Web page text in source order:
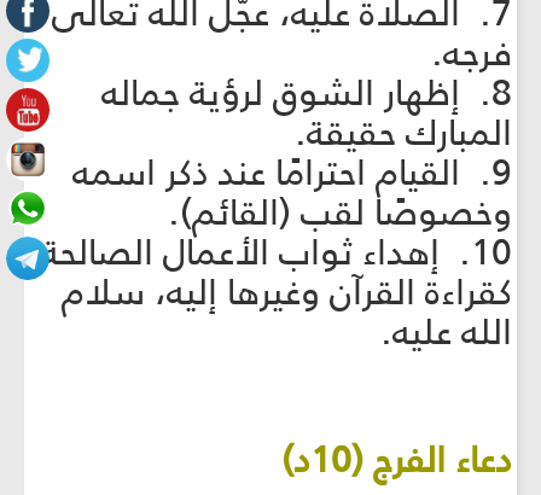
7. الصلاة عليه، عجّل الله تعالى
فرجه.
8. إظهار الشوق لرؤية جماله
المبارك حقيقة.
9. القيام احترامًا عند ذكر اسمه
وخصوصًا لقب (القائم).
10. إهداء ثواب الأعمال الصالحة
كقراءة القرآن وغيرها إليه، سلام
الله عليه.
دعاء الفرج (10د)